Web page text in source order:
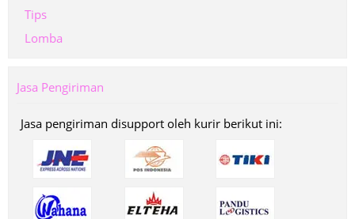
Tips
Lomba
Jasa Pengiriman
Jasa pengiriman disupport oleh kurir berikut ini: